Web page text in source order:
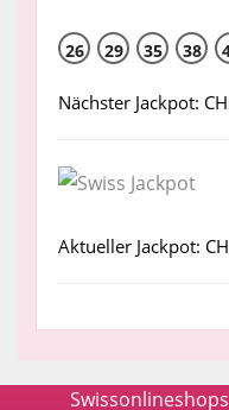
26 29 35 38
Nächster Jackpot:
Aktueller Jackpot: